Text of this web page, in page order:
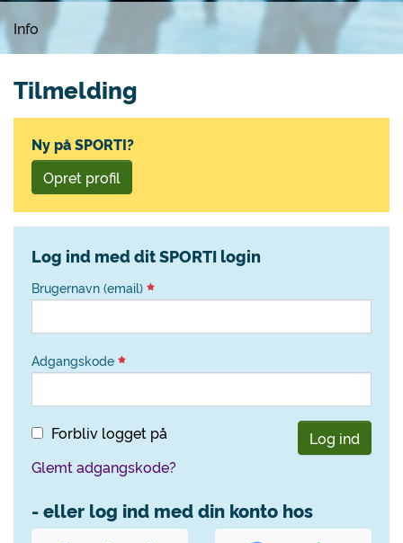
Info
Tilmelding
Ny på SPORTI?
Opret profil
Log ind med dit SPORTI login
Brugernavn (email)
Adgangskode
Forbliv logget på
Log ind
Glemt adgangskode?
- eller log ind med din konto hos